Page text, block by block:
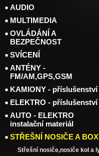
AUDIO
MULTIMEDIA
OVLÁDÁNÍ A
BEZPEČNOST
SVÍCENÍ
ANTÉNY -
FM/AM,GPS,GSM
KAMIONY - příslušenství
ELEKTRO - příslušenství
AUTO - ELEKTRO
instalační materiál
STŘEŠNÍ NOSIČE A
Střešní nosiče,nosiče kol a